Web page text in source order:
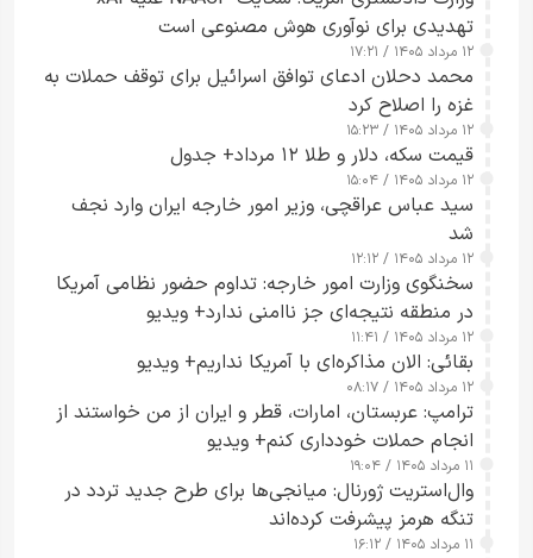
تهدیدی برای نوآوری هوش مصنوعی است
۱۲ مرداد ۱۴۰۵ / ۱۷:۲۱
محمد دحلان ادعای توافق اسرائیل برای توقف حملات به
غزه را اصلاح کرد
۱۲ مرداد ۱۴۰۵ / ۱۵:۲۳
قیمت سکه، دلار و طلا ۱۲ مرداد+ جدول
۱۲ مرداد ۱۴۰۵ / ۱۵:۰۴
سید عباس عراقچی، وزیر امور خارجه ایران وارد نجف
شد
۱۲ مرداد ۱۴۰۵ / ۱۲:۱۲
سخنگوی وزارت امور خارجه: تداوم حضور نظامی آمریکا
در منطقه نتیجه‌ای جز ناامنی ندارد+ ویدیو
۱۲ مرداد ۱۴۰۵ / ۱۱:۴۱
بقائی: الان مذاکره‌ای با آمریکا نداریم+ ویدیو
۱۲ مرداد ۱۴۰۵ / ۰۸:۱۷
ترامپ: عربستان، امارات، قطر و ایران از من خواستند از
انجام حملات خودداری کنم+ ویدیو
۱۱ مرداد ۱۴۰۵ / ۱۹:۰۴
وال‌استریت ژورنال: میانجی‌ها برای طرح جدید تردد در
تنگه هرمز پیشرفت کرده‌اند
۱۱ مرداد ۱۴۰۵ / ۱۶:۱۲